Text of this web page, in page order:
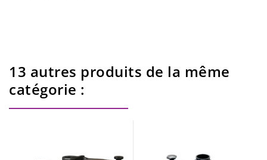
13 autres produits de la même
catégorie :